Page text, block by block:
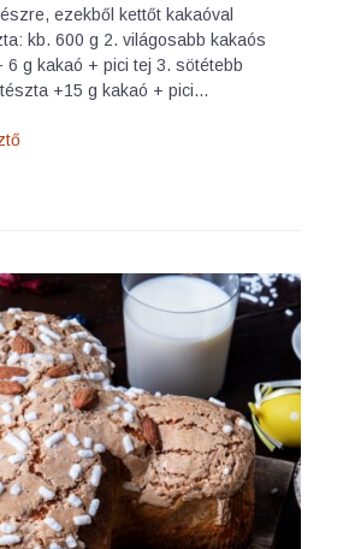
ezekből kettőt kakaóval
kb. 600 g 2. világosabb kakaós
g kakaó + pici tej 3. sötétebb
+15 g kakaó + pici…